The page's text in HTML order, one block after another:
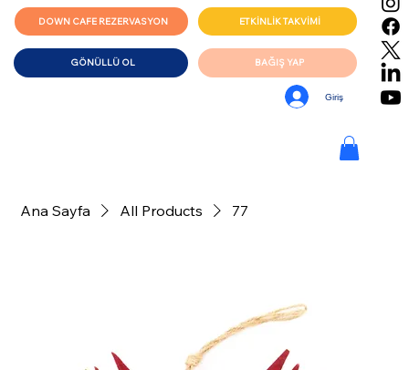
DOWN CAFE REZERVASYON ETKİNLİK TAKVİMİ
GÖNÜLLÜ OL
Giriş
BAĞIŞ YAP
Ana Sayfa All Products 77